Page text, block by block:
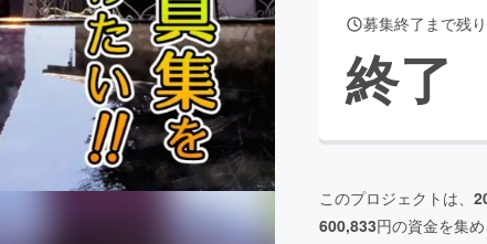
CAMPFIRE for Social GoodCAMPFIRE Creation
CAMPFIREふるさと納税machi-yaコミュニティ
募集終了まで残り
終了
このプロジェクトは、
600,833円の資金を集め